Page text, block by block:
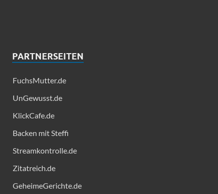
PARTNERSEITEN
FuchsMutter.de
UnGewusst.de
KlickCafe.de
Backen mit Steffi
Streamkontrolle.de
Zitatreich.de
GeheimeGerichte.de